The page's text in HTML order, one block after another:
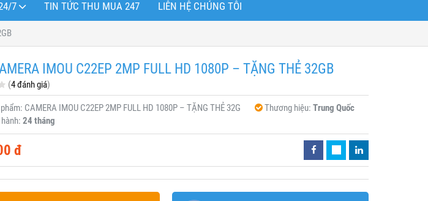
7 TIN TỨC THU MUA 247 LIÊN HỆ CHÚNG TÔI
IMOU C22EP 2MP FULL HD 1080P – TẶNG THẺ 32GB
(4 đánh giá)
CAMERA IMOU C22EP 2MP FULL HD 1080P – TẶNG THẺ 32G Thương hiệu: Trung Quốc
24 tháng
đ